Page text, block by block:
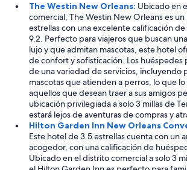
The Westin New Orleans: Ubicado en
comercial, The Westin New Orleans es
estrellas con una excelente calificación
9.2. Perfecto para viajeros que buscan
lujo y que admitan mascotas, este hotel
de confort y sofisticación. Los
de una variedad de servicios, incluyendo
mascotas que atienden a perros, lo que
aquellos que desean traer a sus amigos
ubicación privilegiada a solo 3 millas de
estará lejos de aventuras de compras y
Hilton Garden Inn New Orleans
Este hotel de 3.5 estrellas cuenta con un
acogedor, con una calificación de
Ubicado en el distrito comercial a solo 3